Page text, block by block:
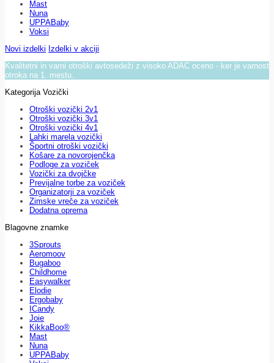
Mast
Nuna
UPPABaby
Voksi
Novi izdelki Izdelki v akciji
Kvalitetni in varni otroški avtosedeži z visoko ADAC oceno - ker je varnost
otroka na 1. mestu.
Kategorija Vozički
Otroški vozički 2v1
Otroški vozički 3v1
Otroški vozički 4v1
Lahki marela vozički
Športni otroški vozički
Košare za novorojenčka
Podloge za voziček
Vozički za dvojčke
Previjalne torbe za voziček
Organizatorji za voziček
Zimske vreče za voziček
Dodatna oprema
Blagovne znamke
3Sprouts
Aeromoov
Bugaboo
Childhome
Easywalker
Elodie
Ergobaby
ICandy
Joie
KikkaBoo®
Mast
Nuna
UPPABaby